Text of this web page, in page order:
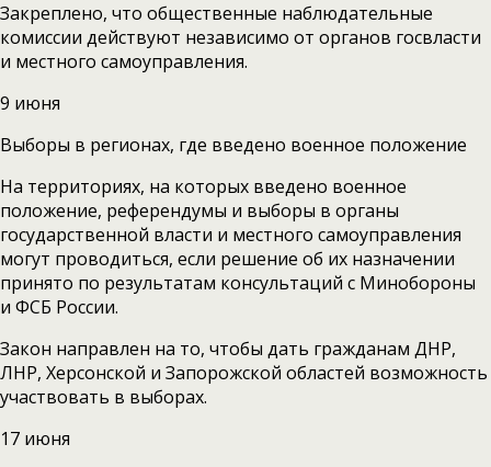
Закреплено, что общественные наблюдательные
комиссии действуют независимо от органов госвласти
и местного самоуправления.
9 июня
Выборы в регионах, где введено военное положение
На территориях, на которых введено военное
положение, референдумы и выборы в органы
государственной власти и местного самоуправления
могут проводиться, если решение об их назначении
принято по результатам консультаций с Минобороны
и ФСБ России.
Закон направлен на то, чтобы дать гражданам ДНР,
ЛНР, Херсонской и Запорожской областей возможность
участвовать в выборах.
17 июня